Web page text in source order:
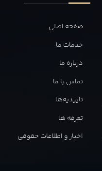
صفحه اصلی
خدمات ما
درباره ما
تماس با ما
تاییدیه‌ها
تعرفه ها
اخبار و اطلاعات حقوقی